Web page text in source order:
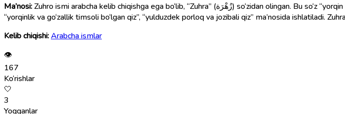
Ma’nosi:Zuhro ismi arabcha kelib chiqishga ega bo‘lib, “Zuhra” (زُهْرَة) so‘zidan olingan. Bu so‘z “yorqin yulduz”, “sayyora Venera”, “go‘zal”, “porloq” degan ma’nolarni bildiradi. Shu sababli Zuhro ismi
“yorqinlik va go‘zallik timsoli bo‘lgan qiz”, “yulduzdek porloq va jozibali qiz” ma’nosida ishlatiladi.
Kelib chiqishi:Arabcha ismlar
👁
167
Ko‘rishlar
🤍
3
Yoqqanlar